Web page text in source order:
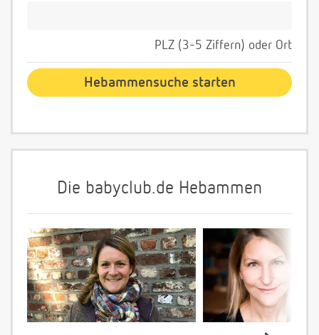
PLZ (3-5 Ziffern) oder Ort
Die babyclub.de Hebammen